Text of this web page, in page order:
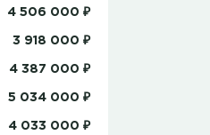
4 506 000 ₽
3 918 000 ₽
4 387 000 ₽
5 034 000 ₽
4 033 000 ₽